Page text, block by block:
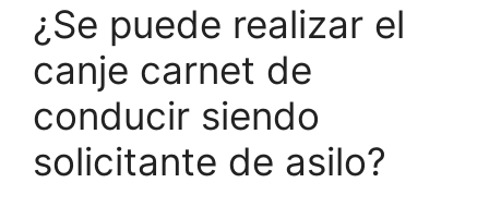
¿Se puede realizar el
canje carnet de
conducir siendo
solicitante de asilo?